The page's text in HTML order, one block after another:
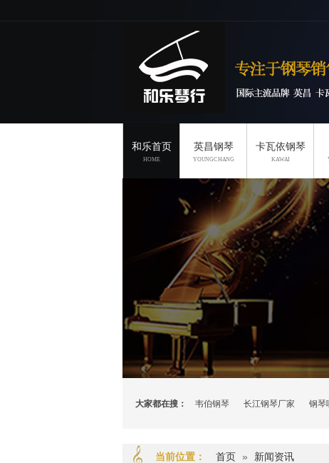
和乐首页
HOME
英昌钢琴
YOUNGCHANG
卡瓦依钢琴
KAWAI
大家都在搜： 韦伯钢琴 长江钢琴厂家 钢琴
当前位置： 首页 » 新闻资讯